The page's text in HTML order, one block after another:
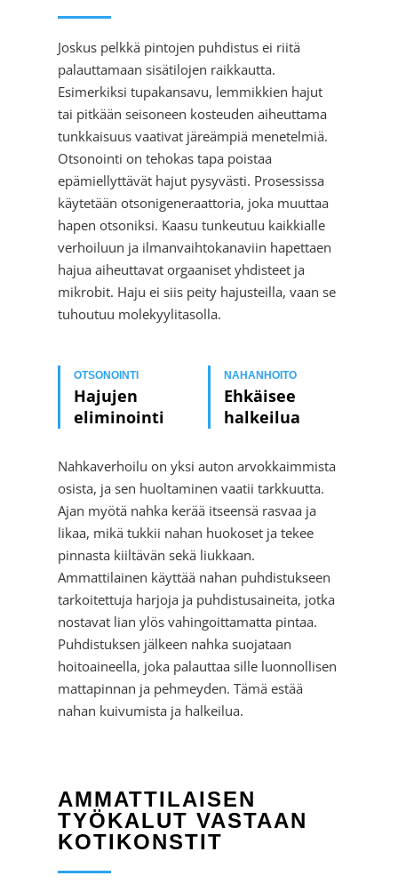
Joskus pelkkä pintojen puhdistus ei riitä
palauttamaan sisätilojen raikkautta.
Esimerkiksi tupakansavu, lemmikkien hajut
tai pitkään seisoneen kosteuden aiheuttama
tunkkaisuus vaativat järeämpiä menetelmiä.
Otsonointi on tehokas tapa poistaa
epämiellyttävät hajut pysyvästi. Prosessissa
käytetään otsonigeneraattoria, joka muuttaa
hapen otsoniksi. Kaasu tunkeutuu kaikkialle
verhoiluun ja ilmanvaihtokanaviin hapettaen
hajua aiheuttavat orgaaniset yhdisteet ja
mikrobit. Haju ei siis peity hajusteilla, vaan se
tuhoutuu molekyylitasolla.
OTSONOINTI
Hajujen
eliminointi
NAHANHOITO
Ehkäisee
halkeilua
Nahkaverhoilu on yksi auton arvokkaimmista
osista, ja sen huoltaminen vaatii tarkkuutta.
Ajan myötä nahka kerää itseensä rasvaa ja
likaa, mikä tukkii nahan huokoset ja tekee
pinnasta kiiltävän sekä liukkaan.
Ammattilainen käyttää nahan puhdistukseen
tarkoitettuja harjoja ja puhdistusaineita, jotka
nostavat lian ylös vahingoittamatta pintaa.
Puhdistuksen jälkeen nahka suojataan
hoitoaineella, joka palauttaa sille luonnollisen
mattapinnan ja pehmeyden. Tämä estää
nahan kuivumista ja halkeilua.
AMMATTILAISEN
TYÖKALUT VASTAAN
KOTIKONSTIT